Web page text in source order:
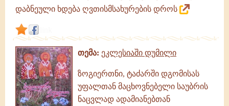
დაბნეული ხდება ღვთისმსახურების დროს
თემა: ეკლესიაში დუმილი
ზოგიერთნი, ტაძარში დგომისას
უფალთან მაცხოვნებელი საუბრის
ნაცვლად ადამიანებთან